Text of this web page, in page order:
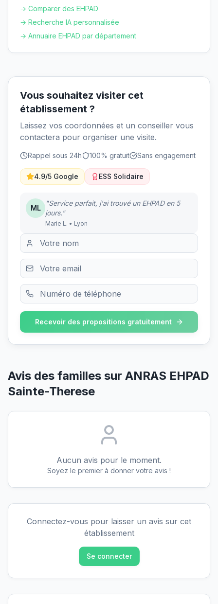
→ Comparer des EHPAD
→ Recherche IA personnalisée
→ Annuaire EHPAD par département
Vous souhaitez visiter cet
établissement ?
Laissez vos coordonnées et un conseiller vous
contactera pour organiser une visite.
Rappel sous 24h 100% gratuit Sans engagement
4.9/5 Google ESS Solidaire
ML
"Service parfait, j'ai trouvé un EHPAD en 5
jours."
Marie L. • Lyon
Recevoir des propositions gratuitement
Avis des familles sur ANRAS EHPAD
Sainte-Therese
Aucun avis pour le moment.
Soyez le premier à donner votre avis !
Connectez-vous pour laisser un avis sur cet
établissement
Se connecter